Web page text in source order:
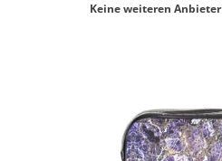
Keine weiteren Anbieter